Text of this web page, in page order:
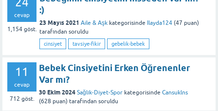
cevap
1,154 göst.
:)
23 Mayıs 2021 Aile & Aşk kategorisinde Ilayda124 (47 puan)
tarafından soruldu
cinsiyet tavsiye-fikir gebelik-bebek
11
cevap
712 göst.
Bebek Cinsiyetini Erken Öğrenenler
Var mı?
30 Ekim 2024 Sağlık-Diyet-Spor kategorisinde Cansuklns
(628 puan) tarafından soruldu